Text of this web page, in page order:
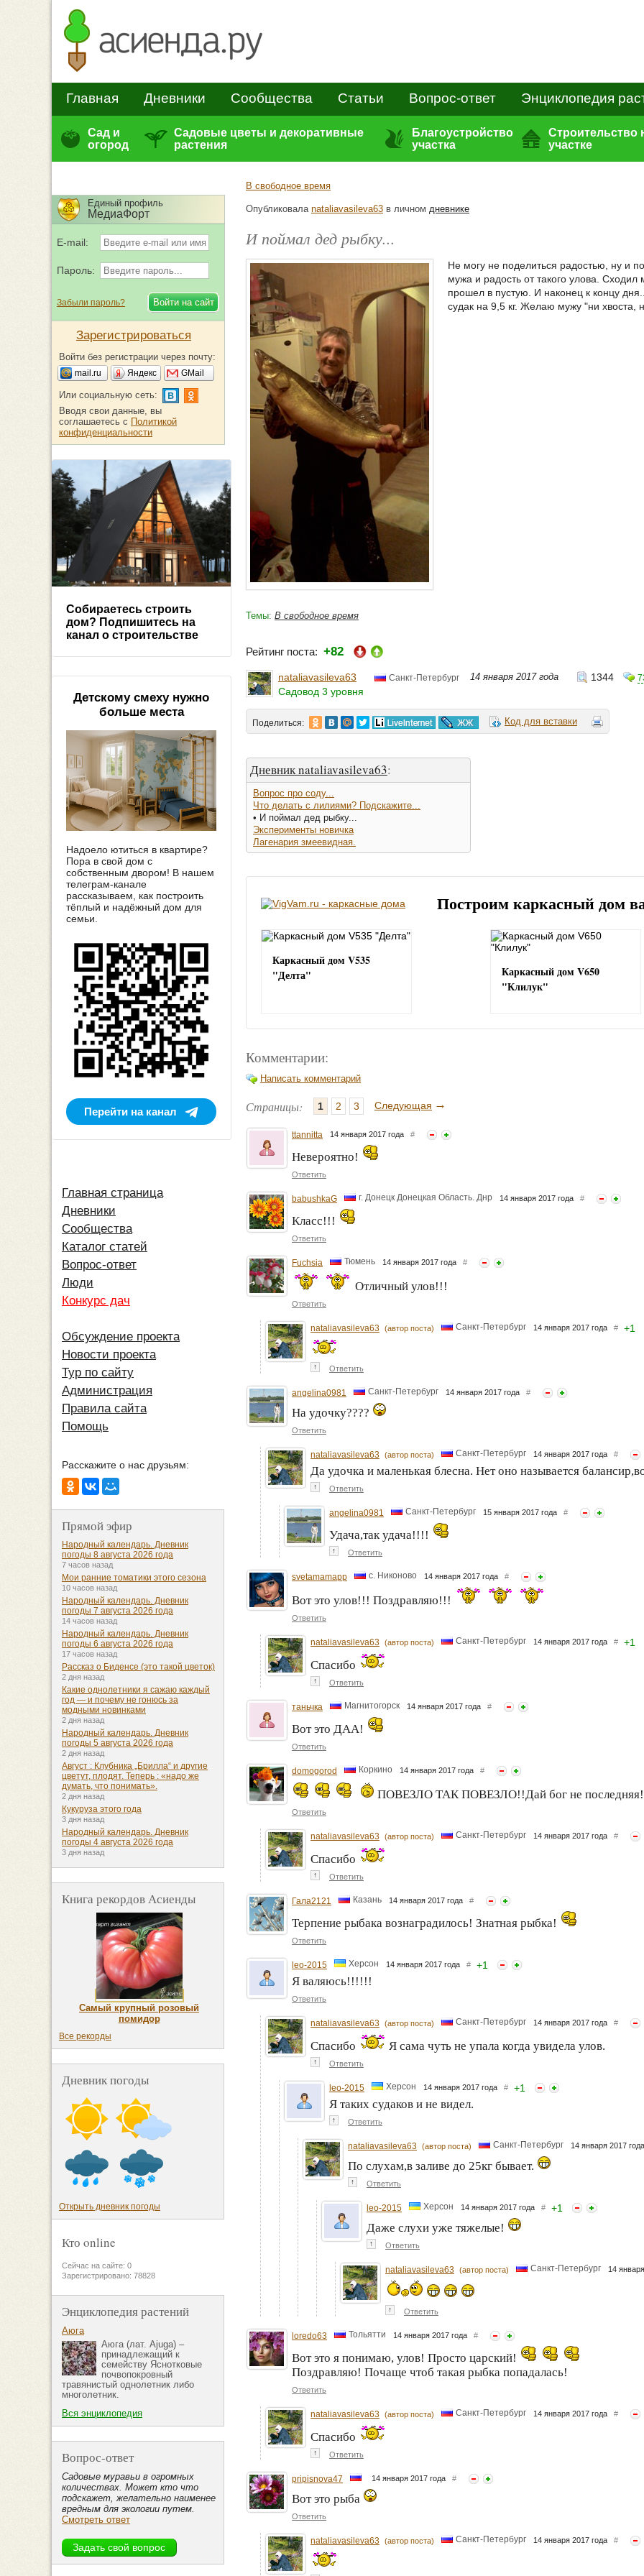
Главная Дневники Сообщества Статьи Вопрос-ответ Энциклопедия
Сад и
огород
Садовые цветы и декоративные
растения
Благоустройство
участка
Строительство
участке
В свободное время
Опубликовала nataliavasileva63 в личном дневнике
И поймал дед рыбку...
Не могу не поделиться радостью, ну и
мужа и радость от такого улова.
прошел в пустую. И наконец к концу
судак на 9,5 кг. Желаю мужу "ни хвоста,
Темы: В свободное время
Рейтинг поста: +82
nataliavasileva63
Садовод 3 уровня
Санкт-Петербург 14 января 2017 года 1344
Поделиться: Код для вставки
Дневник nataliavasileva63:
Вопрос про соду...
Что делать с лилиями? Подскажите...
• И поймал дед рыбку...
Эксперименты новичка
Лагенария змеевидная.
Построим каркасный дом
Каркасный дом V535
"Делта"
Каркасный дом V650
"Клилук"
Комментарии:
Написать комментарий
Страницы: 1 2 3 Следующая →
ttannitta 14 января 2017 года #
Невероятно!
Ответить
babushkaG г. Донецк Донецкая Область. Днр 14 января 2017 года #
Класс!!!
Ответить
Fuchsia Тюмень 14 января 2017 года #
Отличный улов!!!
Ответить
nataliavasileva63 (автор поста) Санкт-Петербург 14 января 2017 года # +1
↑ Ответить
angelina0981 Санкт-Петербург 14 января 2017 года #
На удочку????
Ответить
nataliavasileva63 (автор поста) Санкт-Петербург 14 января 2017 года #
Да удочка и маленькая блесна. Нет оно называется
↑ Ответить
angelina0981 Санкт-Петербург 15 января 2017 года #
Удача,так удача!!!!
↑ Ответить
svetamamapp с. Никоново 14 января 2017 года #
Вот это улов!!! Поздравляю!!!
Ответить
nataliavasileva63 (автор поста) Санкт-Петербург 14 января 2017 года # +1
Спасибо
↑ Ответить
таньчка Магнитогорск 14 января 2017 года #
Вот это ДАА!
Ответить
domogorod Коркино 14 января 2017 года #
ПОВЕЗЛО ТАК ПОВЕЗЛО!!Дай бог не
Ответить
nataliavasileva63 (автор поста) Санкт-Петербург 14 января 2017 года #
Спасибо
↑ Ответить
Гала2121 Казань 14 января 2017 года #
Терпение рыбака вознаградилось! Знатная рыбка!
Ответить
leo-2015 Херсон 14 января 2017 года # +1
Я валяюсь!!!!!!
Ответить
nataliavasileva63 (автор поста) Санкт-Петербург 14 января 2017 года #
Спасибо Я сама чуть не упала когда увидела улов.
↑ Ответить
leo-2015 Херсон 14 января 2017 года # +1
Я таких судаков и не видел.
↑ Ответить
nataliavasileva63 (автор поста) Санкт-Петербург 14 января 2017
По слухам,в заливе до 25кг бывает.
↑ Ответить
leo-2015 Херсон 14 января 2017 года # +1
Даже слухи уже тяжелые!
↑ Ответить
nataliavasileva63 (автор поста) Санкт-Петербург 14
↑ Ответить
loredo63 Тольятти 14 января 2017 года #
Вот это я понимаю, улов! Просто царский!
Поздравляю! Почаще чтоб такая рыбка попадалась!
Ответить
nataliavasileva63 (автор поста) Санкт-Петербург 14 января 2017 года #
Спасибо
↑ Ответить
pripisnova47 14 января 2017 года #
Вот это рыба
Ответить
nataliavasileva63 (автор поста) Санкт-Петербург 14 января 2017 года #
Единый профиль
МедиаФорт
E-mail:
Пароль:
Забыли пароль?
Зарегистрироваться
Войти без регистрации через почту:
mail.ru Яндекс GMail
Или социальную сеть:
Вводя свои данные, вы
соглашаетесь с Политикой
конфиденциальности
Собираетесь строить
дом? Подпишитесь на
канал о строительстве
Детскому смеху нужно
больше места
Надоело ютиться в квартире?
Пора в свой дом с
собственным двором! В нашем
телеграм-канале
рассказываем, как построить
тёплый и надёжный дом для
семьи.
Перейти на канал
Главная страница
Дневники
Сообщества
Каталог статей
Вопрос-ответ
Люди
Конкурс дач
Обсуждение проекта
Новости проекта
Тур по сайту
Администрация
Правила сайта
Помощь
Расскажите о нас друзьям:
Прямой эфир
Народный календарь. Дневник
погоды 8 августа 2026 года
7 часов назад
Мои ранние томатики этого сезона
10 часов назад
Народный календарь. Дневник
погоды 7 августа 2026 года
14 часов назад
Народный календарь. Дневник
погоды 6 августа 2026 года
17 часов назад
Рассказ о Биденсе (это такой цветок)
2 дня назад
Какие однолетники я сажаю каждый
год — и почему не гонюсь за
модными новинками
2 дня назад
Народный календарь. Дневник
погоды 5 августа 2026 года
2 дня назад
Август : Клубника „Брилла“ и другие
цветут, плодят. Теперь : «надо же
думать, что понимать».
2 дня назад
Кукуруза этого года
3 дня назад
Народный календарь. Дневник
погоды 4 августа 2026 года
3 дня назад
Книга рекордов Асиенды
Самый крупный розовый
помидор
Все рекорды
Дневник погоды
Открыть дневник погоды
Кто online
Сейчас на сайте: 0
Зарегистрировано: 78828
Энциклопедия растений
Аюга
Аюга (лат. Ajuga) –
принадлежащий к
семейству Яснотковые
почвопокровный
травянистый однолетник либо
многолетник.
Вся энциклопедия
Вопрос-ответ
Садовые муравьи в огромных
количествах. Может кто что
подскажет, желательно наименее
вредным для экологии путем.
Смотреть ответ